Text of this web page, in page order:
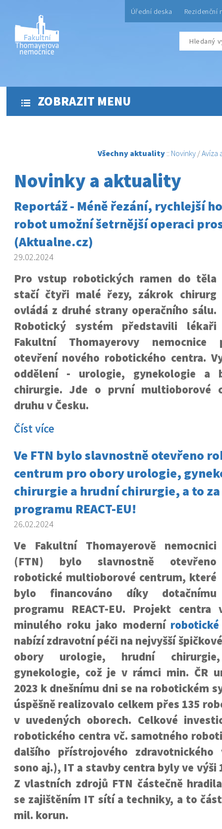
Úřední deska Rezidenční
ZOBRAZIT MENU
Všechny aktuality :: Novinky /Avíza
Novinky a aktuality
Reportáž - Méně řezání, rychlejší
robot umožní šetrnější operaci
(Aktualne.cz)
29.02.2024
Pro vstup robotických ramen do těla
stačí čtyři malé řezy, zákrok chirurg
ovládá z druhé strany operačního sálu.
Robotický systém představili lékaři
Fakultní Thomayerovy
otevření nového robotického centra.
oddělení - urologie, gynekologie a
chirurgie. Jde o první multioborové
druhu v Česku.
Číst více
Ve FTN bylo slavnostně otevřeno
centrum pro obory urologie,
chirurgie a hrudní chirurgie, a to
programu REACT-EU!
26.02.2024
Ve Fakultní Thomayerově nemocnici
(FTN) bylo slavnostně otevřeno
robotické multioborové centrum, které
bylo financováno díky dotačnímu
programu REACT-EU. Projekt
minulého roku jako moderní
nabízí zdravotní péči na nejvyšší
obory urologie, hrudní
gynekologie, což je v rámci min. ČR
2023 k dnešnímu dni se na robotickém
úspěšně realizovalo celkem přes 135
v uvedených oborech. Celkové
robotického centra vč. samotného
dalšího přístrojového zdravotnického
sono aj.), IT a stavby centra byly ve výši
Z vlastních zdrojů FTN částečně
se zajištěním IT sítí a techniky, a to
mil. korun.